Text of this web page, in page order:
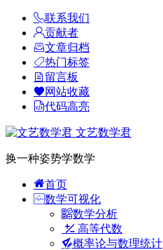
联系我们
贡献者
文章归档
热门标签
留言板
网站收藏
代码高亮
文艺数学君
换一种姿势学数学
首页
数学可视化
数学分析
高等代数
概率论与数理统计